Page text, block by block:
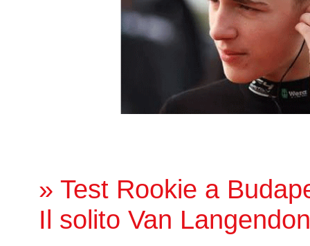
» Test Rookie a
Il solito Van